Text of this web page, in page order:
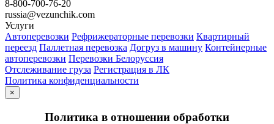
8-800-700-76-20
russia@vezunchik.com
Услуги
Автоперевозки Рефрижераторные перевозки Квартирный
переезд Паллетная перевозка Догруз в машину Контейнерные
автоперевозки Перевозки Белоруссия
Отслеживание груза Регистрация в ЛК
Политика конфиденциальности
×
Политика в отношении обработки